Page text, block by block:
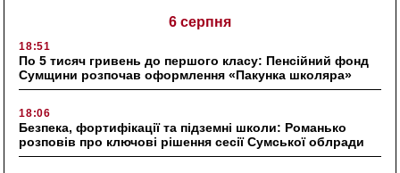
6 серпня
18:51
По 5 тисяч гривень до першого класу: Пенсійний фонд
Сумщини розпочав оформлення «Пакунка школяра»
18:06
Безпека, фортифікації та підземні школи: Романько
розповів про ключові рішення сесії Сумської облради